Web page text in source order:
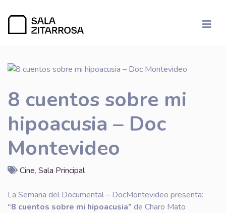
8 cuentos sobre mi
hipoacusia – Doc
Montevideo
Cine, Sala Principal
La Semana del Documental – DocMontevideo presenta:
“8 cuentos sobre mi hipoacusia” de Charo Mato